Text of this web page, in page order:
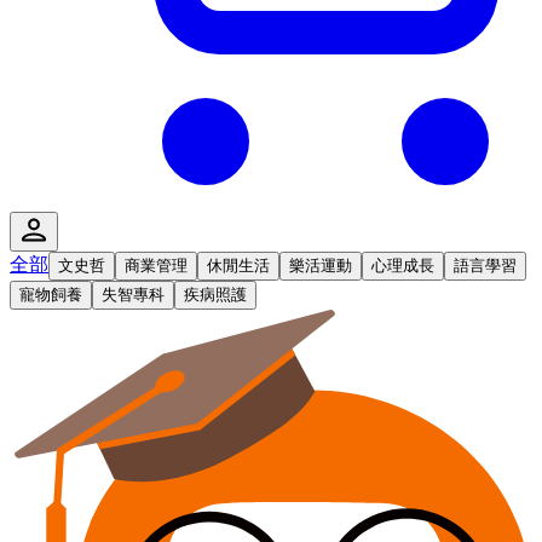
全部 文史哲 商業管理 休閒生活 樂活運動 心理成長
語言學習
寵物飼養
失智專科 疾病照護